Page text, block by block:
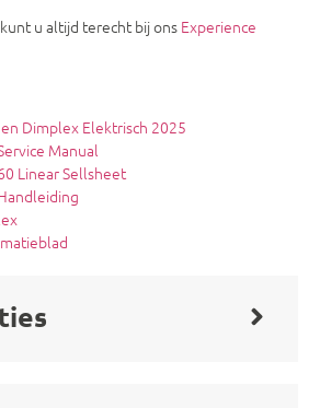
u altijd terecht bij ons Experience
Dimplex Elektrisch 2025
Manual
Linear Sellsheet